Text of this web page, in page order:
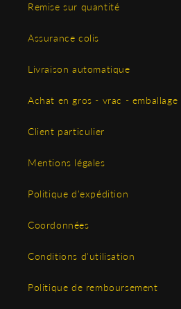
Remise sur quantité
Assurance colis
Livraison automatique
Achat en gros - vrac - emballage
Client particulier
Mentions légales
Politique d'expédition
Coordonnées
Conditions d'utilisation
Politique de remboursement